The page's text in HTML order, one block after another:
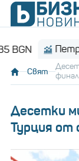
Петрол
Свят
Десетки
Турция от